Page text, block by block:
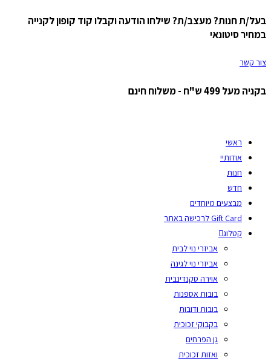
Skip
to
בעל/ת חנות? מעצב/ת? שילחו הודעה וקבלו קוד קופון לקנייה
במחיר סיטונאי
צור קשר
בקניה מעל 499 ש"ח - משלוח חינם
ראשי
אודותיי
חנות
חדש
מבצעים מיוחדים
Gift Card לרכישה באתר
קטלוג
אביזרי נוי לבית
אביזרי נוי לגינה
אוירה סקנדינבית
בובות אספנות
בובות ודובות
בקבוקי זכוכית
גן הפרחים
ואזות זכוכית